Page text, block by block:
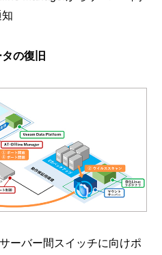
の復旧
ーバー間スイッチに向けポ